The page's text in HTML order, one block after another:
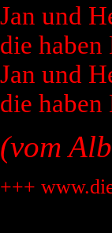
Jan und
die haben
Jan und
die
(vom
+++